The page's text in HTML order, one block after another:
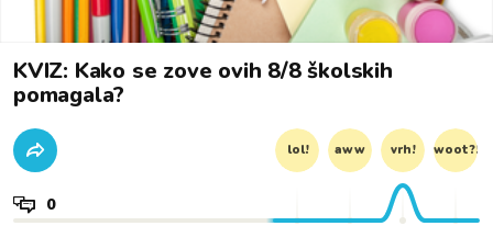
KVIZ: Kako se zove ovih 8/8 školskih
pomagala?
lol! aww vrh! woot?!
0